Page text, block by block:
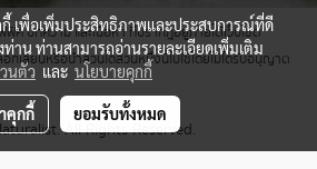
บทความ และเนื้อหา ที่ปรากฎอยู่ภายใต้เว็บไซต์
เลียนหรือนำส่วนใดส่วนหนึ่งนี้ไปใช้โดยไม่ได้รับอนุญาต
All Rights Reserved.
กี้ เพื่อเพิ่มประสิทธิภาพและประสบการณ์ที่ดี
ท่าน ท่านสามารถอ่านรายละเอียดเพิ่มเติม
นตัว และ นโยบายคุกกี้
คุกกี้ ยอมรับทั้งหมด